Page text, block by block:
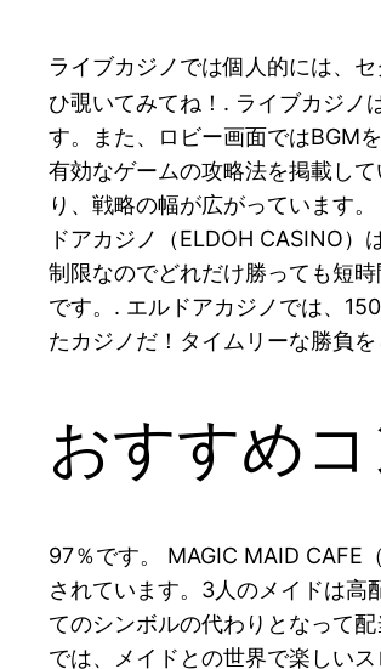
ライブカジノでは個人的には、
ひ覗いてみてね！. ライブカジノ
す。また、ロビー画面ではBGM
有効なゲームの攻略法を掲載し
り、戦略の幅が広がっています
ドアカジノ（ELDOH CASINO
制限なのでどれだけ勝っても短
です。. エルドアカジノでは、
たカジノだ！タイムリーな勝負
おすすめ
97％です。 MAGIC MAID CAFE
されています。3人のメイドは高
てのシンボルの代わりとなって
では、メイドとの世界で楽しい